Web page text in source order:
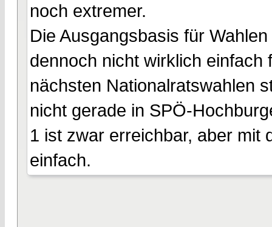
noch extremer.
Die Ausgangsbasis für
dennoch nicht wirklich einfach
nächsten Nationalratswahlen
nicht gerade in SPÖ-
1 ist zwar erreichbar, aber mit
einfach.